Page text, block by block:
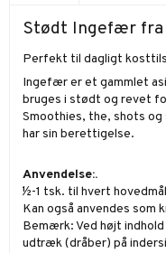
Stødt Ingefær fra
Perfekt til dagligt
Ingefær er et gammlet
bruges i stødt og revet
Smoothies, the, shots
har sin berettigelse.
Anvendelse:.
½-1 tsk. til hvert
Kan også anvendes som
Bemærk: Ved højt
udtræk (dråber) på